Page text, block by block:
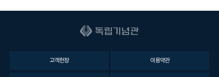
고객헌장 이용약관